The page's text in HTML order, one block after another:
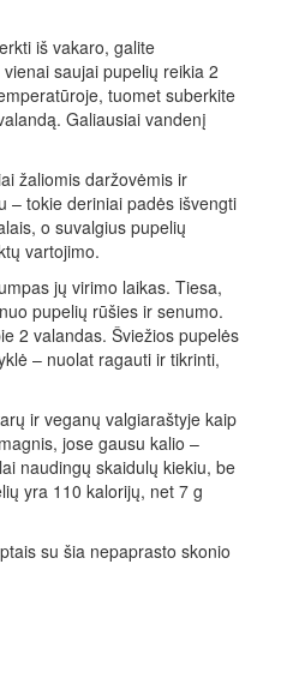
iš vakaro, galite
saujai pupelių reikia 2
tuomet suberkite
Galiausiai vandenį
žaliomis daržovėmis ir
– tokie deriniai padės išvengti
o suvalgius pupelių
vartojimo.
jų virimo laikas. Tiesa,
pupelių rūšies ir senumo.
2 valandas. Šviežios pupelės
– nuolat ragauti ir tikrinti,
ir veganų valgiaraštyje kaip
jose gausu kalio –
naudingų skaidulų kiekiu, be
yra 110 kalorijų, net 7 g
su šia nepaprasto skonio